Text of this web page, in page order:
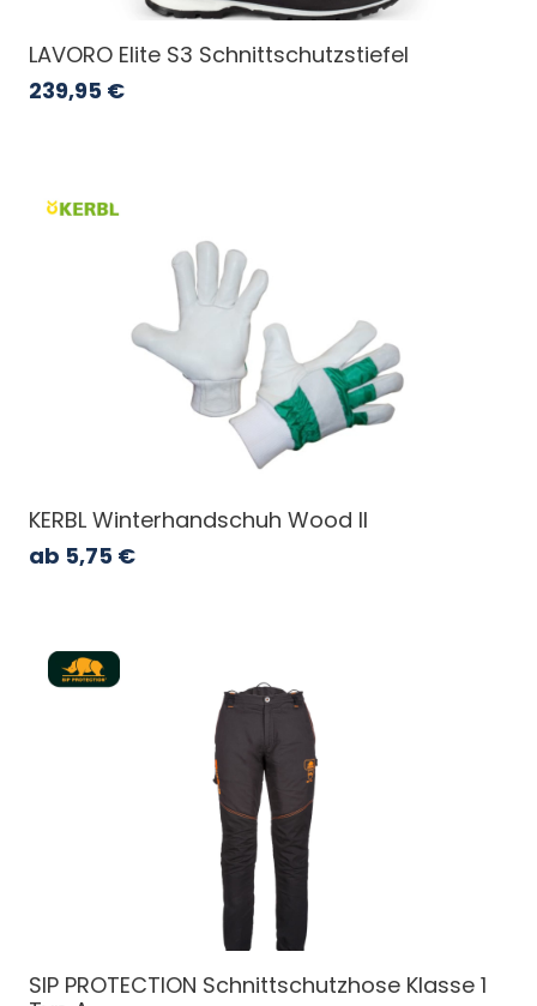
LAVORO Elite S3 Schnittschutzstiefel
239,95 €
KERBL Winterhandschuh Wood II
ab 5,75 €
SIP PROTECTION Schnittschutzhose Klasse 1